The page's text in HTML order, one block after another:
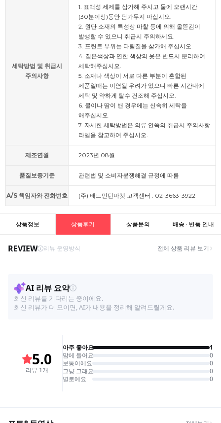
세탁방법 및 취급시
주의사항
1. 표백성 세제를 삼가해 주시고 물에 오랜시간
(30분이상)동안 담가두지 마십시오.
2. 원단 소재의 특성상 마찰 등에 의해 올뜯김이
발생할 수 있으니 취급시 주의하세요.
3. 프린트 부위는 다림질을 삼가해 주십시오.
4. 짙은색상과 연한 색상의 옷은 반드시 분리하여
세탁해주십시오.
5. 소재나 색상이 서로 다른 부분이 혼합된
제품일때는 이염될 우려가 있으니 빠른 시간내에
세탁 및 약하게 탈수 건조해 주십시오.
6. 물이나 땀이 밴 경우에는 신속히 세탁을
해주십시오.
7. 자세한 세탁방법은 의류 안쪽의 취급시 주의사항
라벨을 참고하여 주십시오.
제조연월 2023년 08월
품질보증기준 관련법 및 소비자분쟁해결 규정에 따름
A/S 책임자와 전화번호 (주) 배드민턴마켓 고객센터 : 02-3663-3922
상품정보 상품후기 상품문의 배송 · 반품 안내